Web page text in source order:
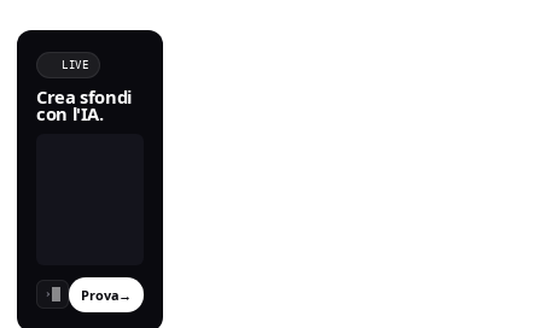
LIVE
Crea sfondi
con l'IA.
› Prova